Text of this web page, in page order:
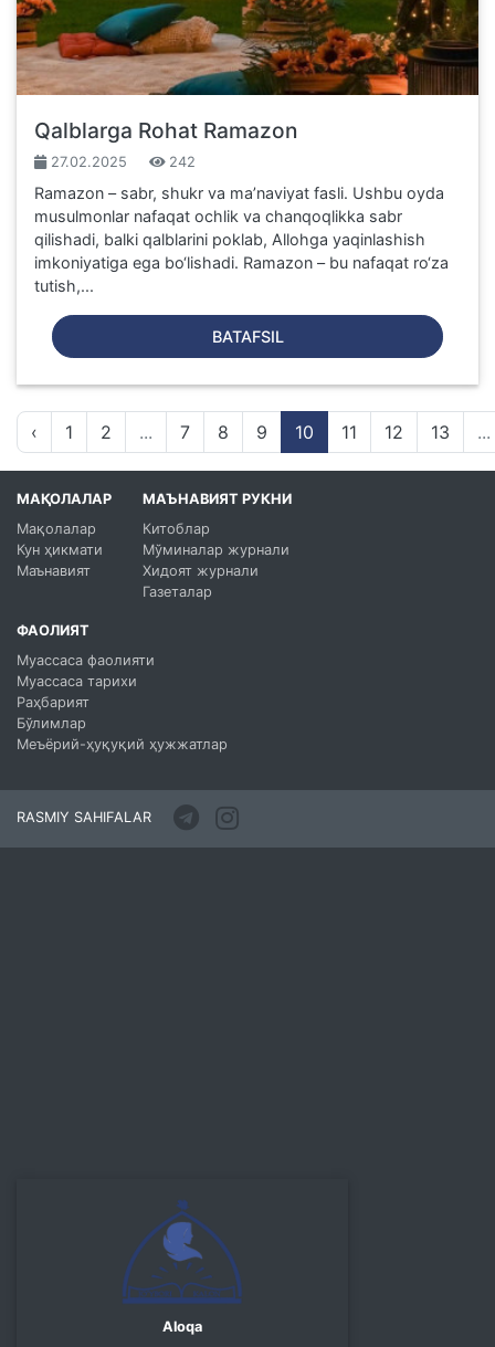
Qalblarga Rohat Ramazon
27.02.2025 242
Ramazon – sabr, shukr va ma’naviyat fasli. Ushbu oyda
musulmonlar nafaqat ochlik va chanqoqlikka sabr
qilishadi, balki qalblarini poklab, Allohga yaqinlashish
imkoniyatiga ega bo‘lishadi. Ramazon – bu nafaqat ro‘za
tutish,...
BATAFSIL
‹ 1 2 ... 7 8 9 10 11 12 13 ...
МАҚОЛАЛАР
Мақолалар
Кун ҳикмати
Маънавият
МАЪНАВИЯТ РУКНИ
Китоблар
Мўминалар журнали
Хидоят журнали
Газеталар
ФАОЛИЯТ
Муассаса фаолияти
Муассаса тарихи
Раҳбарият
Бўлимлар
Меъёрий-ҳуқуқий ҳужжатлар
RASMIY SAHIFALAR
Aloqa